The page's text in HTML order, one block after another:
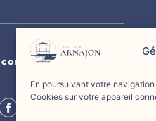
En poursuivant votre
Cookies sur votre appareil
CONTACT